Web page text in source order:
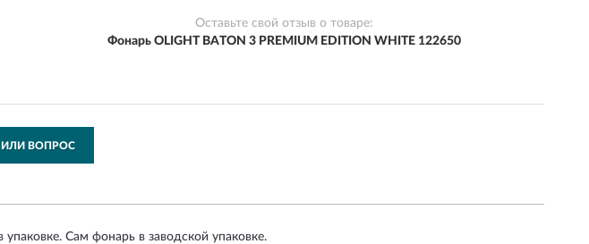
Оставьте свой отзыв о товаре:
Фонарь OLIGHT BATON 3 PREMIUM EDITION WHITE 122650
ИЛИ ВОПРОС
Сам фонарь в заводской упаковке.